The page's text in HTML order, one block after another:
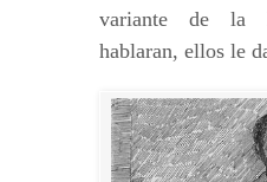
variante de la
hablaran, ellos le